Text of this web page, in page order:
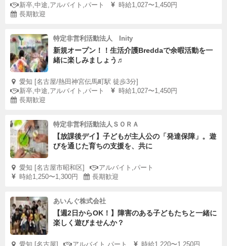
新卒,中途,アルバイト,パート
時給1,027〜1,450円
長期歓迎
特定非営利活動法人 Inity
新規オープン！！生活介護Breddaで余暇活動を一
緒に楽しみましょう♬
愛知 [名古屋/熱田神宮伝馬町駅 徒歩3分]
新卒,中途,アルバイト,パート
時給1,027〜1,450円
長期歓迎
特定非営利活動法人ＳＯＲＡ
【放課後デイ】子どもが主人公の「発達保障」。遊
びを通じた育ちの支援を、共に
愛知 [名古屋市昭和区]
アルバイト,パート
時給1,250〜1,300円
長期歓迎
あいんぐ株式会社
【週2日からOK！】障害のある子どもたちと一緒に
楽しく遊びませんか？
愛知 [名古屋] アルバイト,パート 時給1,220〜1,250円